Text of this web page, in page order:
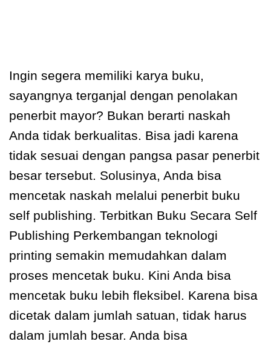
Ingin segera memiliki karya buku,
sayangnya terganjal dengan penolakan
penerbit mayor? Bukan berarti naskah
Anda tidak berkualitas. Bisa jadi karena
tidak sesuai dengan pangsa pasar penerbit
besar tersebut. Solusinya, Anda bisa
mencetak naskah melalui penerbit buku
self publishing. Terbitkan Buku Secara Self
Publishing Perkembangan teknologi
printing semakin memudahkan dalam
proses mencetak buku. Kini Anda bisa
mencetak buku lebih fleksibel. Karena bisa
dicetak dalam jumlah satuan, tidak harus
dalam jumlah besar. Anda bisa